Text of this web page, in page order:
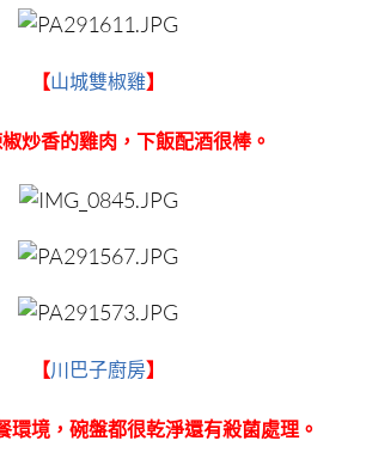
【山城雙椒雞】
炒香的雞肉，下飯配酒很棒。
【川巴子廚房】
環境，碗盤都很乾淨還有殺菌處理。